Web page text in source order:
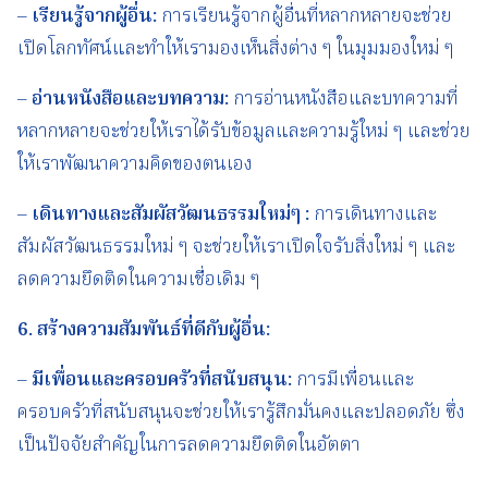
– เรียนรู้จากผู้อื่น: การเรียนรู้จากผู้อื่นที่หลากหลายจะช่วย
เปิดโลกทัศน์และทำให้เรามองเห็นสิ่งต่าง ๆ ในมุมมองใหม่ ๆ
–อ่านหนังสือและบทความ: การอ่านหนังสือและบทความที่
หลากหลายจะช่วยให้เราได้รับข้อมูลและความรู้ใหม่ ๆ และช่วย
ให้เราพัฒนาความคิดของตนเอง
– เดินทางและสัมผัสวัฒนธรรมใหม่ๆ : การเดินทางและ
สัมผัสวัฒนธรรมใหม่ ๆ จะช่วยให้เราเปิดใจรับสิ่งใหม่ ๆ และ
ลดความยึดติดในความเชื่อเดิม ๆ
6.สร้างความสัมพันธ์ที่ดีกับผู้อื่น:
–มีเพื่อนและครอบครัวที่สนับสนุน: การมีเพื่อนและ
ครอบครัวที่สนับสนุนจะช่วยให้เรารู้สึกมั่นคงและปลอดภัย ซึ่ง
เป็นปัจจัยสำคัญในการลดความยึดติดในอัตตา